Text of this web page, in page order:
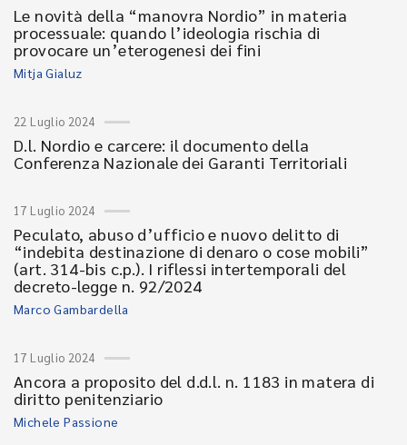
Le novità della “manovra Nordio” in materia
processuale: quando l’ideologia rischia di
provocare un’eterogenesi dei fini
Mitja Gialuz
22 Luglio 2024
D.l. Nordio e carcere: il documento della
Conferenza Nazionale dei Garanti Territoriali
17 Luglio 2024
Peculato, abuso d’ufficio e nuovo delitto di
“indebita destinazione di denaro o cose mobili”
(art. 314-bis c.p.). I riflessi intertemporali del
decreto-legge n. 92/2024
Marco Gambardella
17 Luglio 2024
Ancora a proposito del d.d.l. n. 1183 in matera di
diritto penitenziario
Michele Passione